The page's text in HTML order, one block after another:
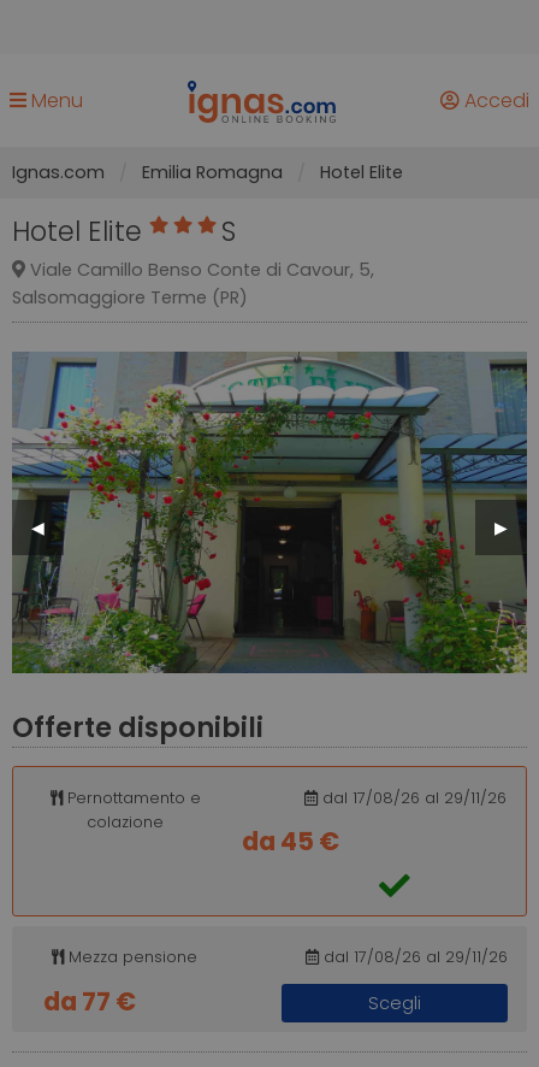
Menu Accedi
Ignas.com Emilia Romagna Hotel Elite
Hotel Elite S
Viale Camillo Benso Conte di Cavour, 5,
Salsomaggiore Terme (PR)
Previous
Slide
◀︎ Next
Slide
▶︎
Offerte disponibili
Pernottamento e
colazione
dal 17/08/26 al 29/11/26
da 45 €
Mezza pensione dal 17/08/26 al 29/11/26
da 77 € Scegli